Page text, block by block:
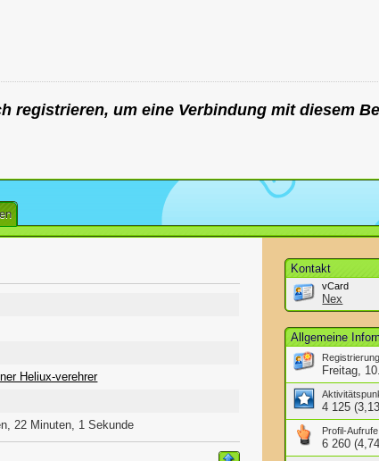
registrieren, um eine Verbindung mit diesem
Heliux-verehrer
22 Minuten, 1 Sekunde
Kontakt
vCard
Nex
Allgemeine
Freitag,
4 125
Profil-Aufrufe
6 260